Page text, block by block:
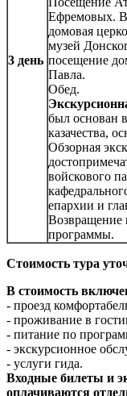
3 день
Ефремовых. В
домовая
музей
посещение
Павла.
Обед.
был основан
казачества,
Обзорная
войскового
епархии и
Возвращение
программы.
Стоимость тура
В стоимость
- проезд
- проживание в
- питание по
- экскурсионное
- услуги гида.
Входные билеты и
оплачиваются